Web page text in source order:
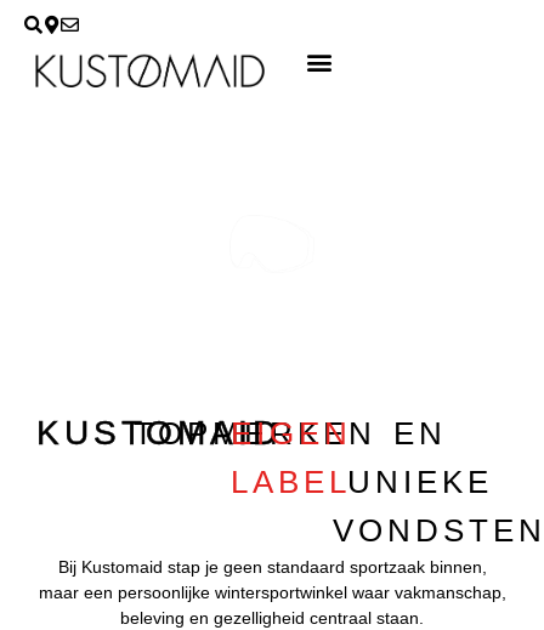
KUSTOMAID
TOPMERKEN
EIGEN
LABEL
EN
UNIEKE
Bij Kustomaid stap je geen standaard sportzaak binnen,
maar een persoonlijke wintersportwinkel waar vakmanschap,
beleving en gezelligheid centraal staan.